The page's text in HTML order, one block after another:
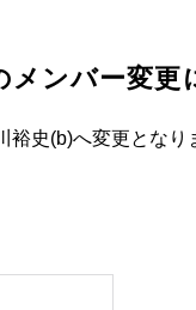
ンバー変更
史(b)へ変更となり